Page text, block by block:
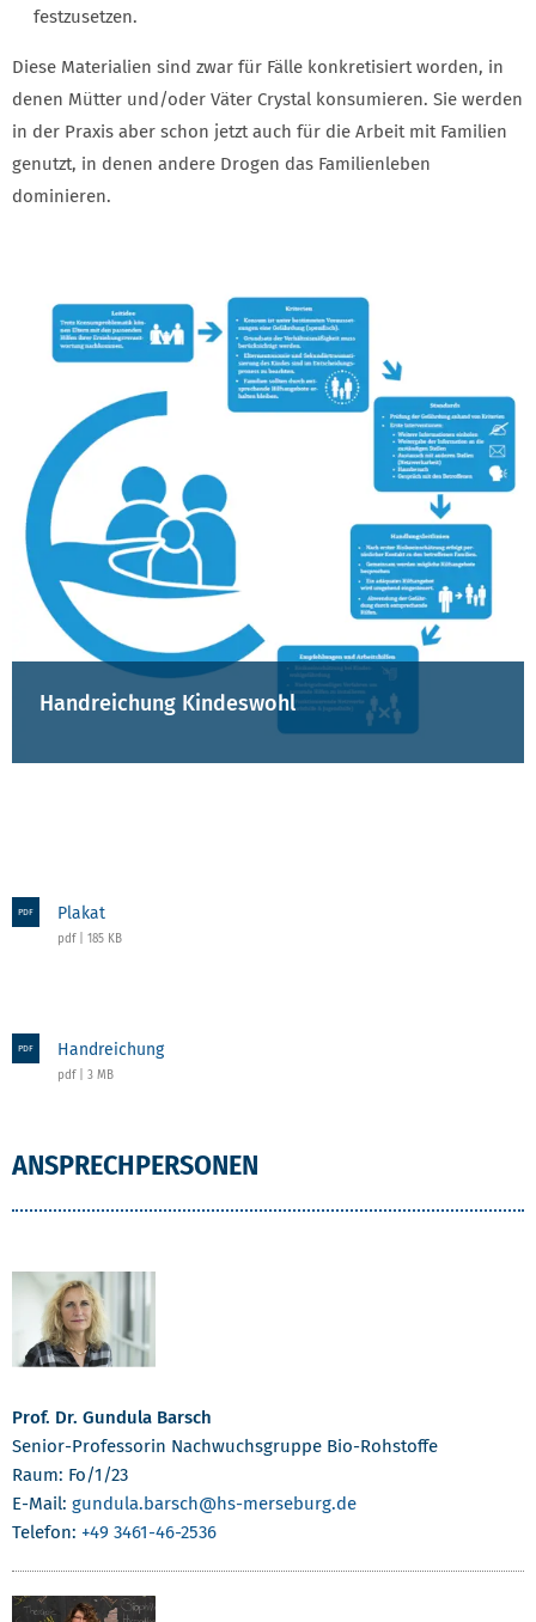
festzusetzen.
Diese Materialien sind zwar für Fälle konkretisiert worden, in
denen Mütter und/oder Väter Crystal konsumieren. Sie werden
in der Praxis aber schon jetzt auch für die Arbeit mit Familien
genutzt, in denen andere Drogen das Familienleben
dominieren.
Handreichung Kindeswohl
PDF Plakat
pdf | 185 KB
PDF Handreichung
pdf | 3 MB
ANSPRECHPERSONEN
Prof. Dr. Gundula Barsch
Senior-Professorin Nachwuchsgruppe Bio-Rohstoffe
Raum: Fo/1/23
E-Mail: gundula.barsch@hs-merseburg.de
Telefon: +49 3461-46-2536